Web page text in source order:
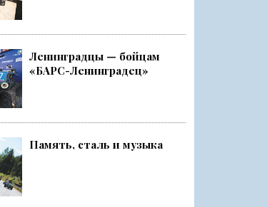
Ленинградцы — бойцам
«БАРС-Ленинградец»
Память, сталь и музыка